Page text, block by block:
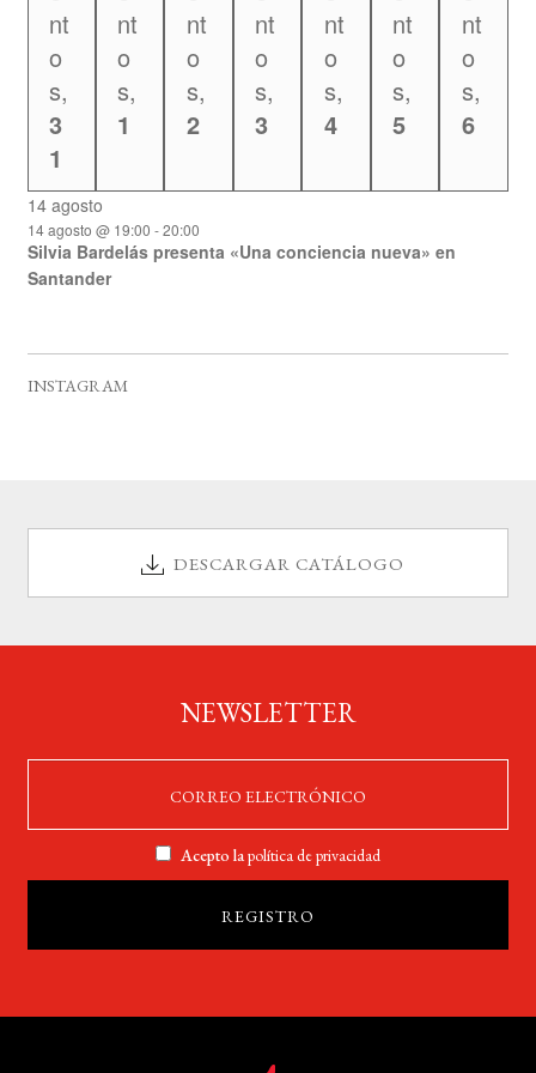
nt
o
s,
3
1
nt
o
s,
1
nt
o
s,
2
nt
o
s,
3
nt
o
s,
4
nt
o
s,
5
nt
o
s,
6
14 agosto
14 agosto @ 19:00 -20:00
Silvia Bardelás presenta «Una conciencia nueva» en
Santander
INSTAGRAM
DESCARGAR CATÁLOGO
NEWSLETTER
Acepto lapolítica de privacidad